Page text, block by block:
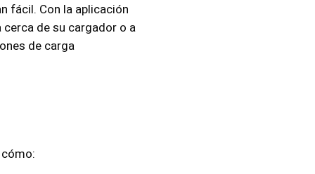
fácil. Con la aplicación
de su cargador o a
de carga